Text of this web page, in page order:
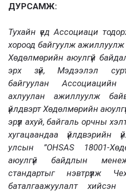
ДУРСАМЖ:
Тухайн үед Ассоциаци
хороод байгуулж
Хөдөлмөрийн аюулгүй
эрх зүй, Мэдээлэл
байгуулан Ассоциацийн
ахлуулан ажиллуулж
үйлдвэрт Хөдөлмөрийн
эрүүл ахуй, байгаль орчны
хугацаандаа үйлдвэрийн
улсын ”OHSAS 18001-
аюулгүй байдлын
стандартыг нэвтрүүлж
баталгаажуулалт